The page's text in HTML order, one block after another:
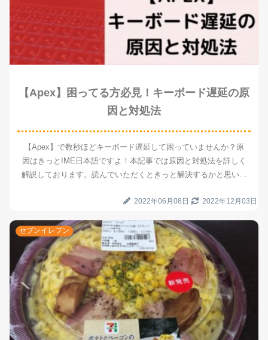
【Apex】困ってる方必見！キーボード遅延の原
因と対処法
【Apex】で数秒ほどキーボード遅延して困っていませんか？原
因はきっとIME日本語ですよ！本記事では原因と対処法を詳しく
解説しております。読んでいただくときっと解決するかと思いま
2022年06月08日 2022年12月03日
セブンイレブン